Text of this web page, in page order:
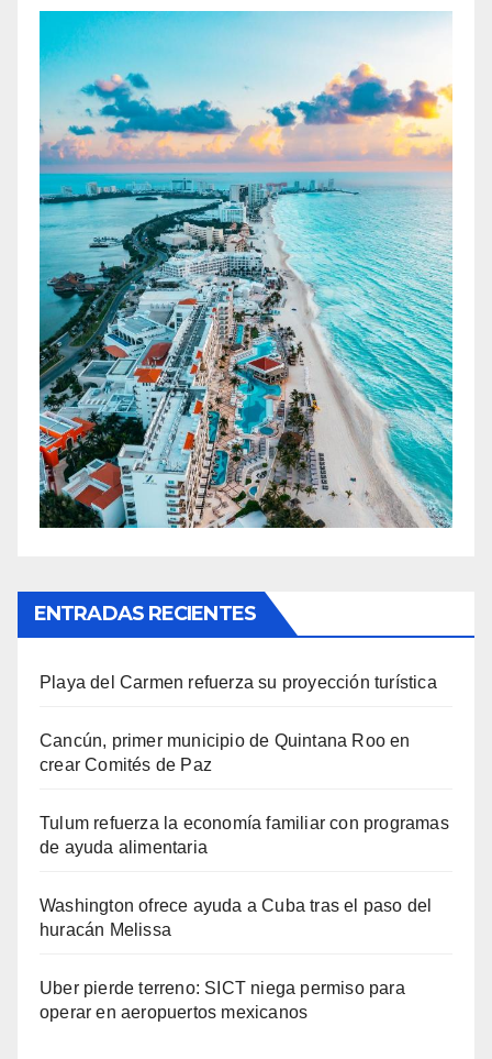
ENTRADAS RECIENTES
Playa del Carmen refuerza su proyección turística
Cancún, primer municipio de Quintana Roo en
crear Comités de Paz
Tulum refuerza la economía familiar con programas
de ayuda alimentaria
Washington ofrece ayuda a Cuba tras el paso del
huracán Melissa
Uber pierde terreno: SICT niega permiso para
operar en aeropuertos mexicanos